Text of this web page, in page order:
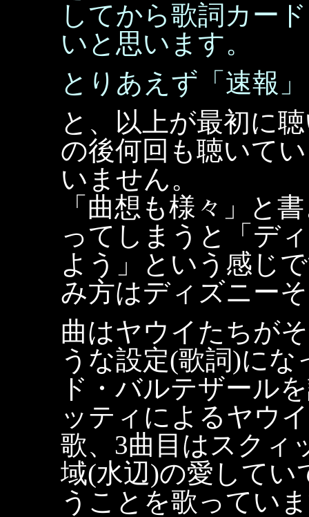
してから歌詞カー
いと思います。
とりあえず「速報
と、以上が最初に
の後何回も聴いて
いません。
「曲想も様々」と
ってしまうと「デ
よう」という感じ
み方はディズニー
曲はヤウイたちが
うな設定(歌詞)に
ド・バルテザール
ッティによるヤウ
歌、3曲目はスクィ
域(水辺)の愛して
うことを歌ってい